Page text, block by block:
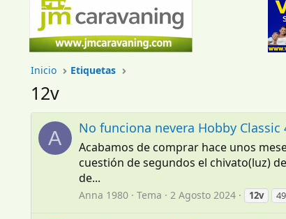
Inicio Etiquetas
12v
A No funciona nevera Hobby Classic
Acabamos de comprar hace unos
cuestión de segundos el chivato(luz)
de...
Anna 1980 Tema 2 Agosto 2024 12v